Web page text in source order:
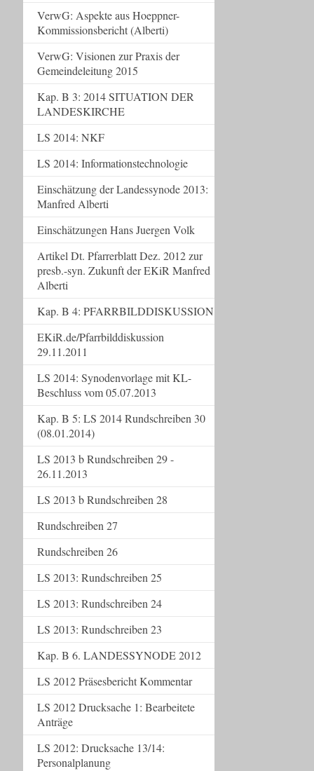
VerwG: Aspekte aus Hoeppner-
Kommissionsbericht (Alberti)
VerwG: Visionen zur Praxis der
Gemeindeleitung 2015
Kap. B 3: 2014 SITUATION DER
LANDESKIRCHE
LS 2014: NKF
LS 2014: Informationstechnologie
Einschätzung der Landessynode 2013:
Manfred Alberti
Einschätzungen Hans Juergen Volk
Artikel Dt. Pfarrerblatt Dez. 2012 zur
presb.-syn. Zukunft der EKiR Manfred
Alberti
Kap. B 4: PFARRBILDDISKUSSION
EKiR.de/Pfarrbilddiskussion
29.11.2011
LS 2014: Synodenvorlage mit KL-
Beschluss vom 05.07.2013
Kap. B 5: LS 2014 Rundschreiben 30
(08.01.2014)
LS 2013 b Rundschreiben 29 -
26.11.2013
LS 2013 b Rundschreiben 28
Rundschreiben 27
Rundschreiben 26
LS 2013: Rundschreiben 25
LS 2013: Rundschreiben 24
LS 2013: Rundschreiben 23
Kap. B 6. LANDESSYNODE 2012
LS 2012 Präsesbericht Kommentar
LS 2012 Drucksache 1: Bearbeitete
Anträge
LS 2012: Drucksache 13/14:
Personalplanung